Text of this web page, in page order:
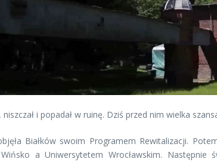
i popadał w ruinę. Dziś przed nim wielka
Białków swoim Programem Rewitalizacji.
a Uniwersytetem Wrocławskim. Następnie